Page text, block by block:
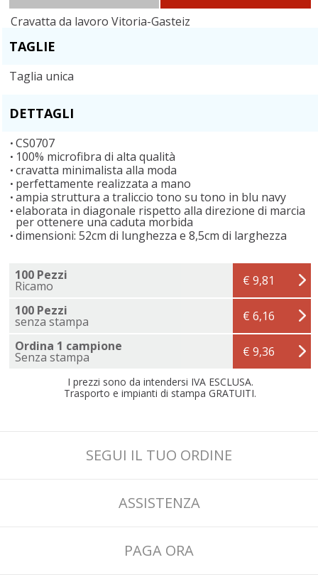
Cravatta da lavoro Vitoria-Gasteiz
TAGLIE
Taglia unica
DETTAGLI
CS0707
100% microfibra di alta qualità
cravatta minimalista alla moda
perfettamente realizzata a mano
ampia struttura a traliccio tono su tono in blu navy
elaborata in diagonale rispetto alla direzione di marcia
per ottenere una caduta morbida
dimensioni: 52cm di lunghezza e 8,5cm di larghezza
100 Pezzi
Ricamo
€ 9,81
100 Pezzi
senza stampa
€ 6,16
Ordina 1 campione
Senza stampa € 9,36
I prezzi sono da intendersi IVA ESCLUSA.
Trasporto e impianti di stampa GRATUITI.
SEGUI IL TUO ORDINE
ASSISTENZA
PAGA ORA